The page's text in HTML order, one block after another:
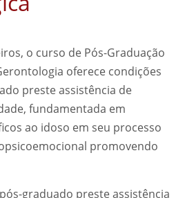
o curso de Pós-Graduação
oferece condições
preste assistência de
fundamentada em
ao idoso em seu processo
promovendo
graduado preste assistência